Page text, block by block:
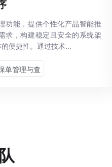
功能，提供个性化产品智能推
求，构建稳定且安全的系统架
便捷性。通过技术...
单管理与查